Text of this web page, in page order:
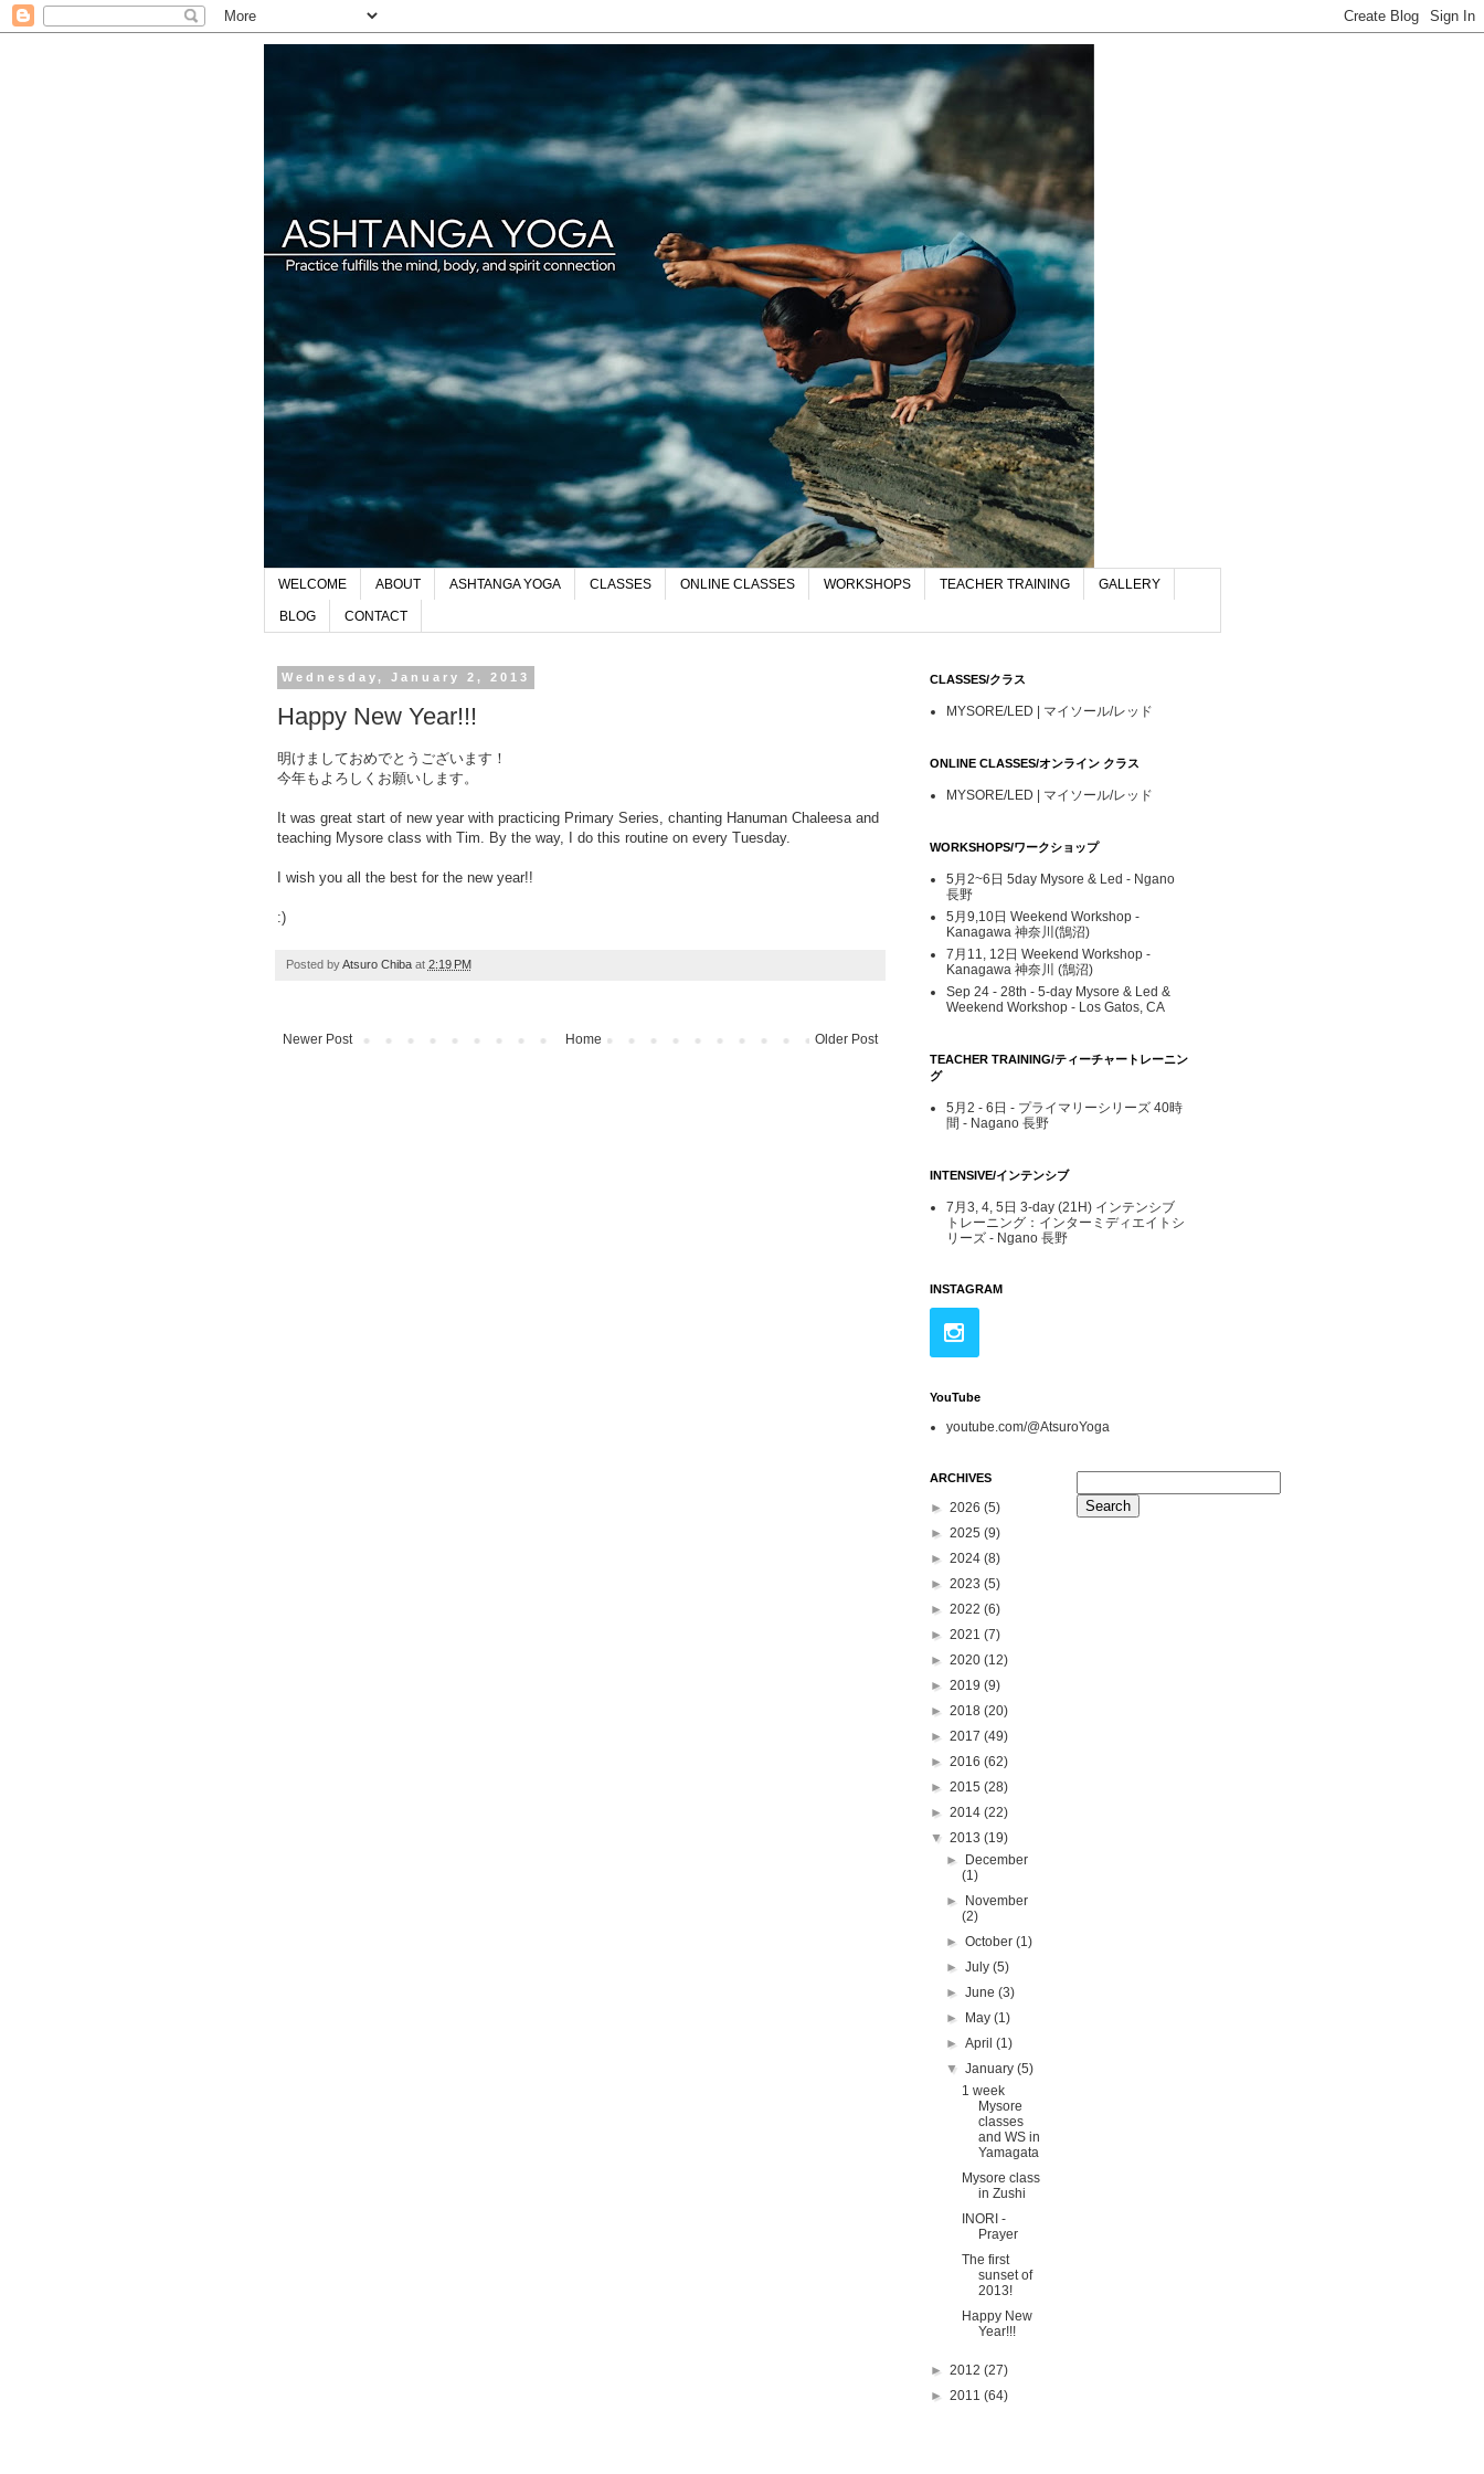
WELCOME ABOUT ASHTANGA YOGA CLASSES ONLINE CLASSES WORKSHOPS TEACHER TRAINING GALLERY
BLOG CONTACT
Wednesday, January 2, 2013
Happy New Year!!!
明けましておめでとうございます！
今年もよろしくお願いします。
It was great start of new year with practicing Primary Series, chanting Hanuman Chaleesa and
teaching Mysore class with Tim. By the way, I do this routine on every Tuesday.
I wish you all the best for the new year!!
:)
Posted byAtsuro Chiba at 2:19 PM
Newer Post Older Post
Home
CLASSES/クラス
MYSORE/LED | マイソール/レッド
ONLINE CLASSES/オンライン クラス
MYSORE/LED | マイソール/レッド
WORKSHOPS/ワークショップ
5月2~6日 5day Mysore & Led - Ngano
長野
5月9,10日 Weekend Workshop -
Kanagawa 神奈川(鵠沼)
7月11, 12日 Weekend Workshop -
Kanagawa 神奈川 (鵠沼)
Sep 24 - 28th - 5-day Mysore & Led &
Weekend Workshop - Los Gatos, CA
TEACHER TRAINING/ティーチャートレーニン
グ
5月2 - 6日 - プライマリーシリーズ 40時
間 - Nagano 長野
INTENSIVE/インテンシブ
7月3, 4, 5日 3-day (21H) インテンシブ
トレーニング：インターミディエイトシ
リーズ - Ngano 長野
INSTAGRAM
YouTube
youtube.com/@AtsuroYoga
ARCHIVES
► 2026 (5)
► 2025 (9)
► 2024 (8)
► 2023 (5)
► 2022 (6)
► 2021 (7)
► 2020 (12)
► 2019 (9)
► 2018 (20)
► 2017 (49)
► 2016 (62)
► 2015 (28)
► 2014 (22)
▼ 2013 (19)
► December
(1)
► November
(2)
► October (1)
► July (5)
► June (3)
► May (1)
► April (1)
▼ January (5)
1 week
Mysore
classes
and WS in
Yamagata
Mysore class
in Zushi
INORI -
Prayer
The first
sunset of
2013!
Happy New
Year!!!
► 2012 (27)
► 2011 (64)